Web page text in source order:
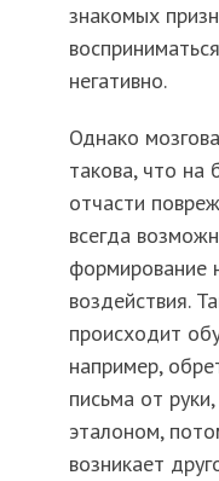
знакомых
негативно.
Однако
такова, что на
отчасти
всегда
формирование
воздействия.
происходит
например,
письма от
эталоном,
возникает